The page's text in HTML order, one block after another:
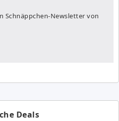
Schnäppchen-Newsletter von
Deals